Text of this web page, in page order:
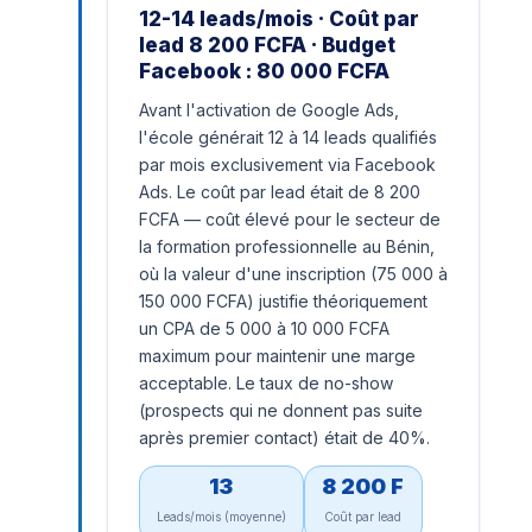
12-14 leads/mois · Coût par
lead 8 200 FCFA · Budget
Facebook : 80 000 FCFA
Avant l'activation de Google Ads,
l'école générait 12 à 14 leads qualifiés
par mois exclusivement via Facebook
Ads. Le coût par lead était de 8 200
FCFA — coût élevé pour le secteur de
la formation professionnelle au Bénin,
où la valeur d'une inscription (75 000 à
150 000 FCFA) justifie théoriquement
un CPA de 5 000 à 10 000 FCFA
maximum pour maintenir une marge
acceptable. Le taux de no-show
(prospects qui ne donnent pas suite
après premier contact) était de 40%.
13
Leads/mois (moyenne)
8 200 F
Coût par lead